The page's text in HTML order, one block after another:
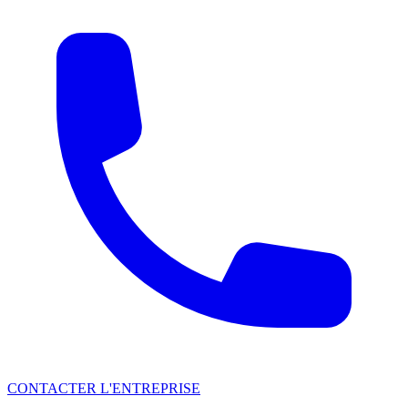
CONTACTER L'ENTREPRISE